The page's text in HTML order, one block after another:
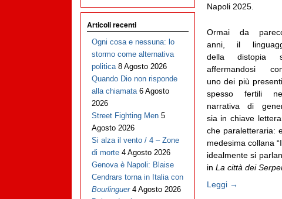
Napoli 2025.
Ormai da
anni, il
della distopia
affermandosi
uno dei più
spesso fertili
narrativa di
sia in chiave
che paraletteraria:
medesima collana
idealmente si
in La città dei
Leggi →
Articoli recenti
Ogni cosa e nessuna: lo
stormo come alternativa
politica 8 Agosto 2026
Quando Dio non risponde
alla chiamata 6 Agosto
2026
Street Fighting Men 5
Agosto 2026
Si alza il vento / 4 – Zone
di morte 4 Agosto 2026
Genova è Napoli: Blaise
Cendrars torna in Italia con
Bourlinguer 4 Agosto 2026